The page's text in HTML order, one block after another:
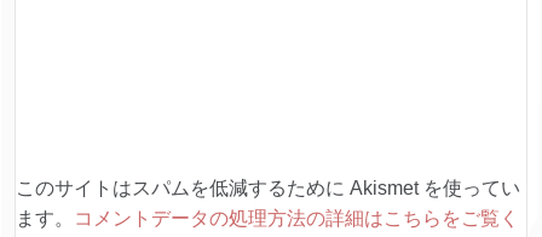
このサイトはスパムを低減するために Akismet を使ってい
ます。
コメントデータの処理方法の詳細はこちらをご覧く